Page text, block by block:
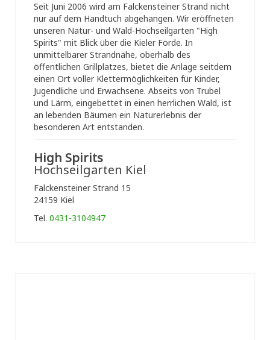
Seit Juni 2006 wird am Falckensteiner Strand nicht
nur auf dem Handtuch abgehangen. Wir eröffneten
unseren Natur- und Wald-Hochseilgarten "High
Spirits" mit Blick über die Kieler Förde. In
unmittelbarer Strandnähe, oberhalb des
öffentlichen Grillplatzes, bietet die Anlage seitdem
einen Ort voller Klettermöglichkeiten für Kinder,
Jugendliche und Erwachsene. Abseits von Trubel
und Lärm, eingebettet in einen herrlichen Wald, ist
an lebenden Bäumen ein Naturerlebnis der
besonderen Art entstanden.
High Spirits
Hochseilgarten Kiel
Falckensteiner Strand 15
24159 Kiel
Tel. 0431-3104947